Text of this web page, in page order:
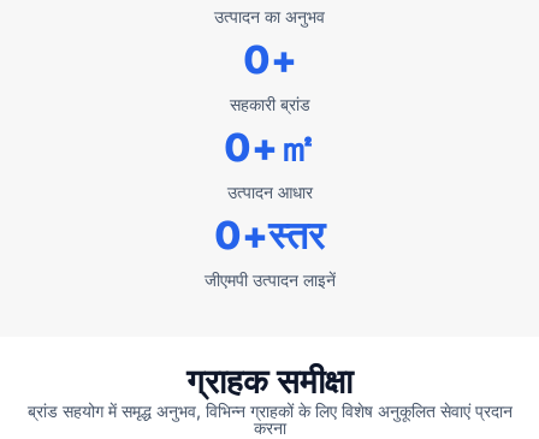
उत्पादन का अनुभव
सहकारी ब्रांड
0+
उत्पादन आधार
0+㎡
जीएमपी उत्पादन लाइनें
0+स्तर
ग्राहक समीक्षा
ब्रांड सहयोग में समृद्ध अनुभव, विभिन्न ग्राहकों के लिए विशेष अनुकूलित सेवाएं प्रदान
करना